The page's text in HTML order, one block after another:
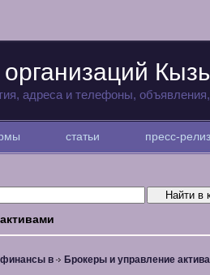
адреса и телефоны,
статьи пресс-
финансы в Брокеры и управление